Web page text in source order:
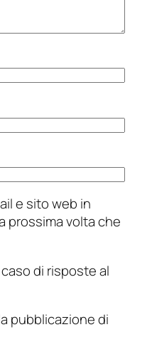
e sito web in
prossima volta che
di risposte al
pubblicazione di